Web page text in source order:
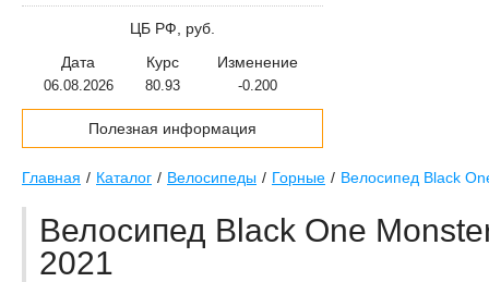
Самокаты
Аксессуары для скейтбордов
и роликов
ЦБ РФ, руб.
Дата
Курс Изменение
06.08.2026 80.93 -0.200
Полезная информация
Главная Каталог Велосипеды Горные Велосипед Black
Велосипед Black One
2021